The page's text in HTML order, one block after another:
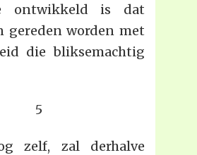
ontwikkeld is dat
gereden worden met
die bliksemachtig
5
zelf, zal derhalve